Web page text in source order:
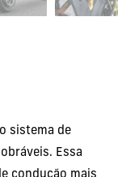
sistema de
Essa